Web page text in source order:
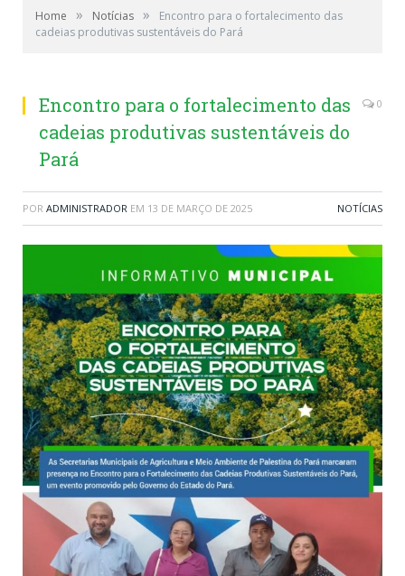
Home » Notícias »
Encontro para o fortalecimento das
cadeias produtivas sustentáveis do Pará
Encontro para o fortalecimento das
cadeias produtivas sustentáveis do
Pará
0
POR ADMINISTRADOR EM 13 DE MARÇO DE 2025 NOTÍCIAS